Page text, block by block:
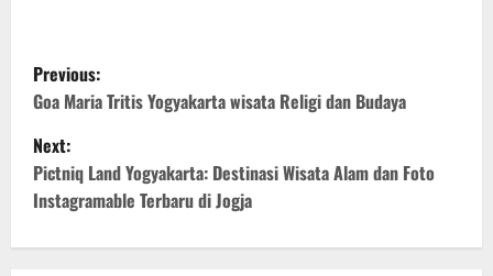
P
o
s
t
n
Previous:
Goa Maria Tritis Yogyakarta wisata Religi dan Budaya
Next:
Pictniq Land Yogyakarta: Destinasi Wisata Alam dan Foto
Instagramable Terbaru di Jogja